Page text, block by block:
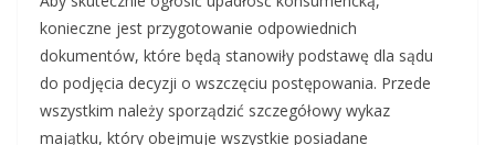
konieczne jest przygotowanie odpowiednich
dokumentów, które będą stanowiły podstawę dla sądu
do podjęcia decyzji o wszczęciu postępowania. Przede
wszystkim należy sporządzić szczegółowy wykaz
majątku, który obejmuje wszystkie posiadane